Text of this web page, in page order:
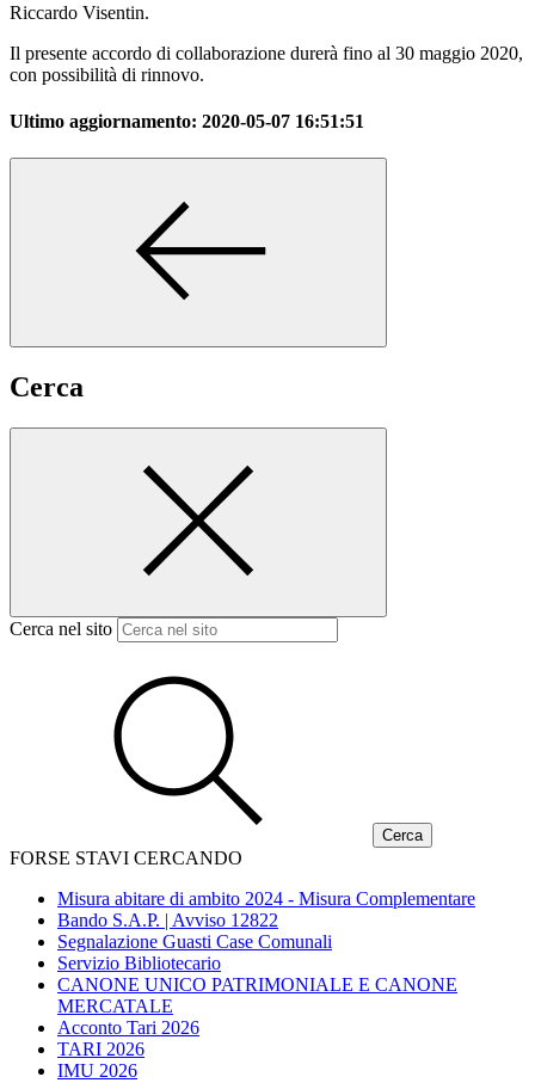
Riccardo Visentin.
Il presente accordo di collaborazione durerà fino al 30 maggio 2020,
con possibilità di rinnovo.
Ultimo aggiornamento: 2020-05-07 16:51:51
Cerca
Cerca nel sito
FORSE STAVI CERCANDO
Misura abitare di ambito 2024 - Misura Complementare
Bando S.A.P. | Avviso 12822
Segnalazione Guasti Case Comunali
Servizio Bibliotecario
CANONE UNICO PATRIMONIALE E CANONE
MERCATALE
Acconto Tari 2026
TARI 2026
IMU 2026